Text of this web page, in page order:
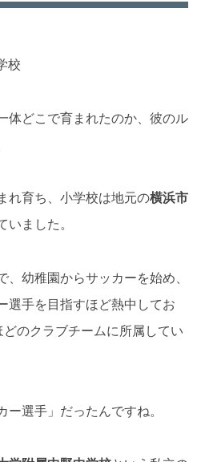
校
体どこで育まれたのか、彼のル
れ育ち、小学校は地元の横浜市
いました。
幼稚園からサッカーを始め、
選手を目指すほど熱中してお
のクラブチームに所属してい
選手」だったんですね。